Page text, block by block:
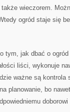
wieczorem.
ogród staje się
tym, jak dbać o
liści, wykonuje
ważne są
planowanie, bo
doborowi